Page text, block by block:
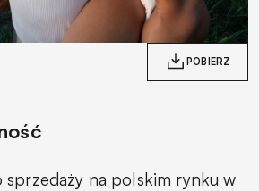
POBIERZ
sprzedaży na polskim rynku w